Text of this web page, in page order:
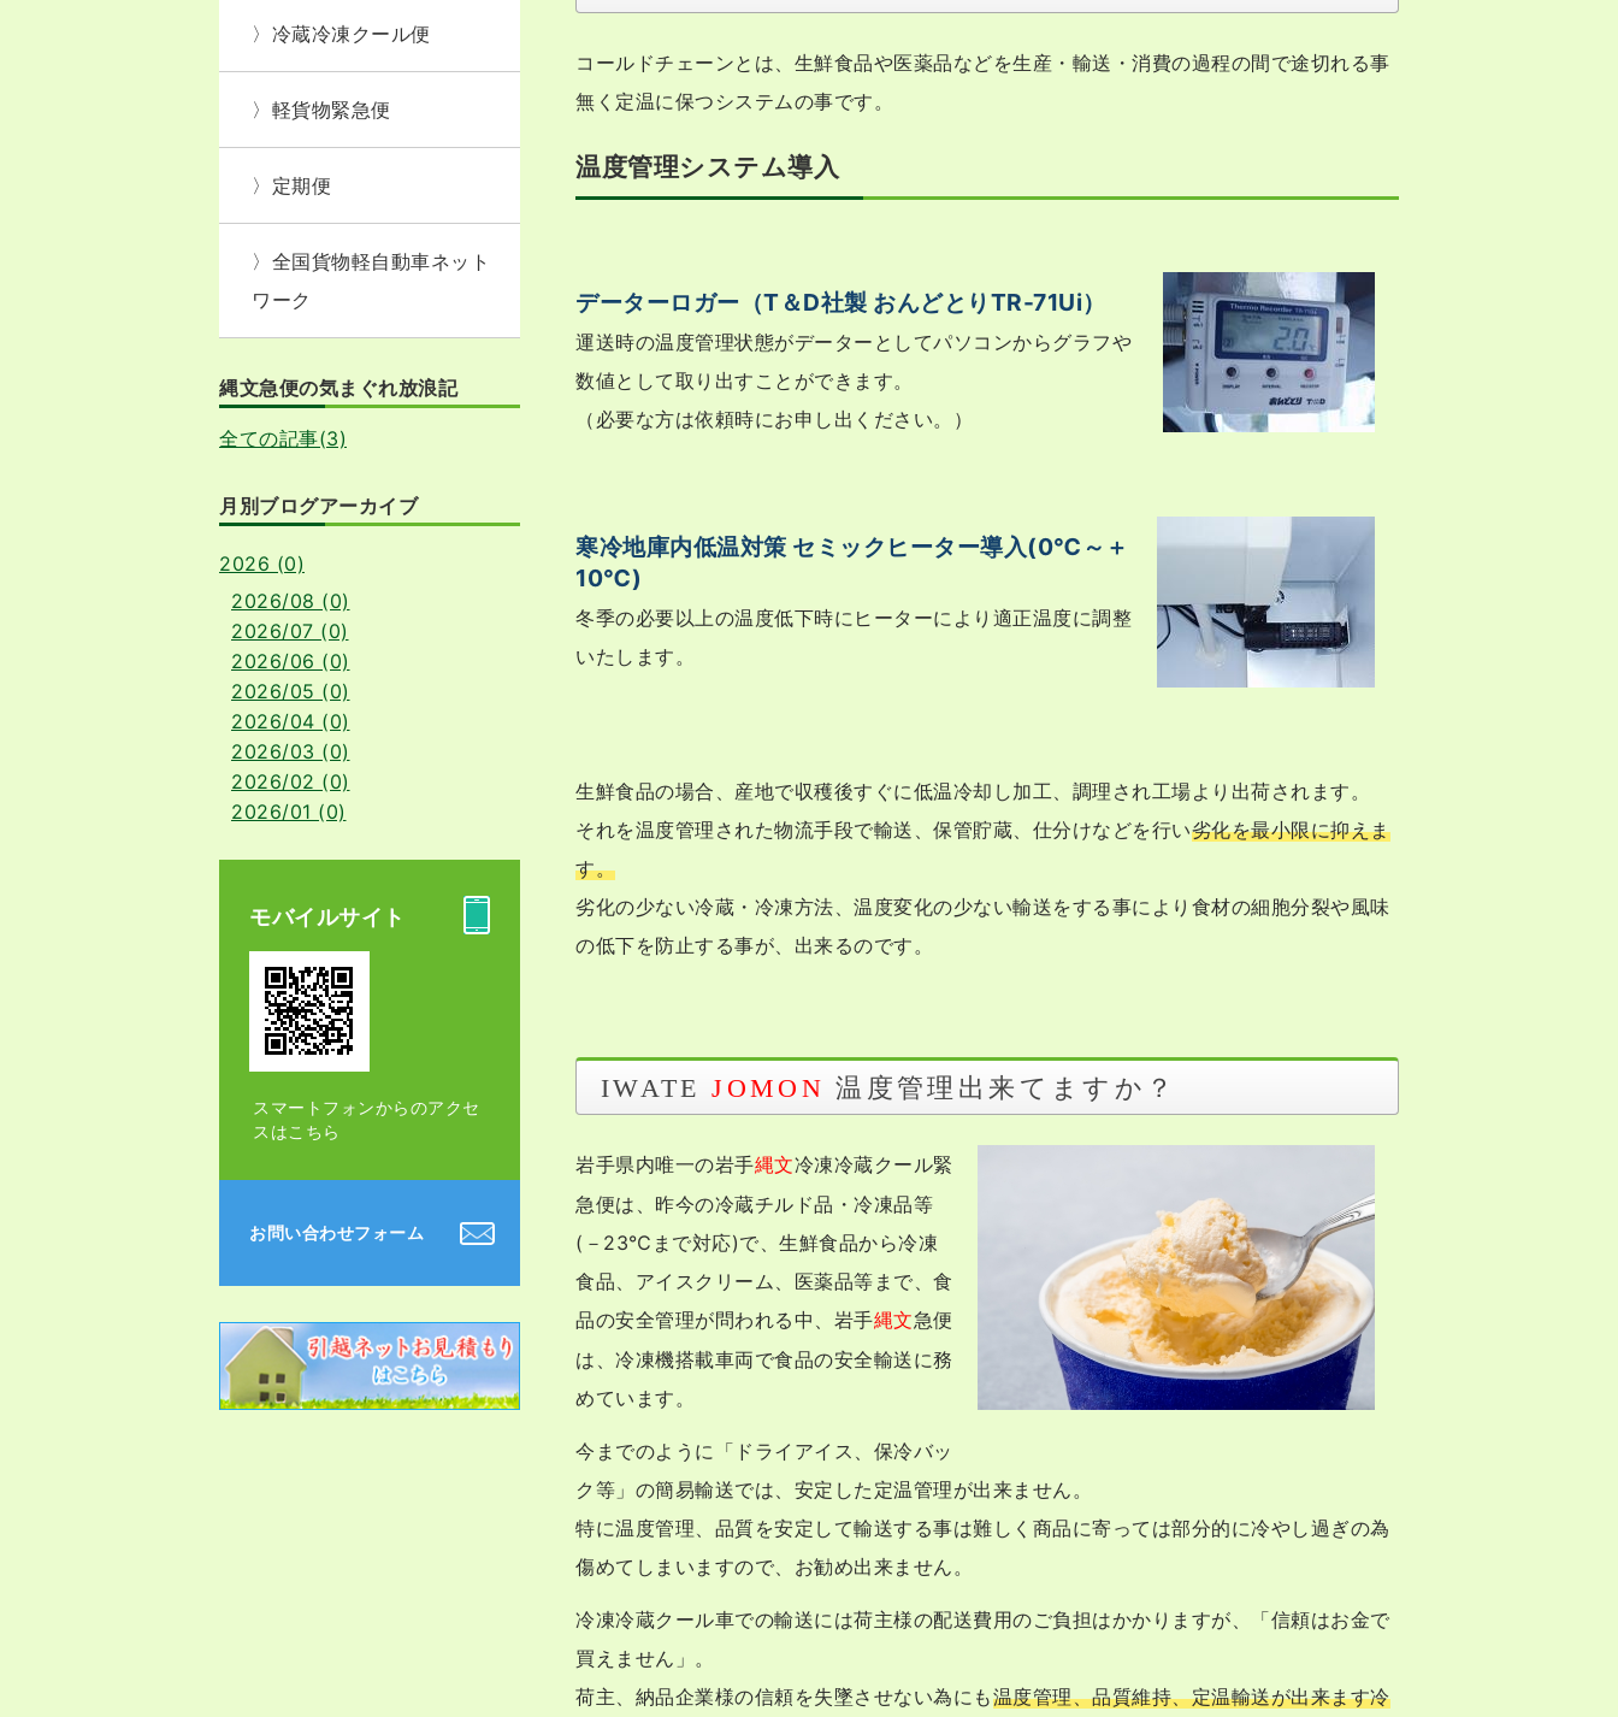
コールドチェーンとは、生鮮食品や医薬品などを生産・輸送・消費の過程の間で途切れる事
無く定温に保つシステムの事です。
温度管理システム導入
データーロガー（T＆D社製 おんどとりTR-71Ui）
運送時の温度管理状態がデーターとしてパソコンからグラフや
数値として取り出すことができます。
（必要な方は依頼時にお申し出ください。）
寒冷地庫内低温対策 セミックヒーター導入(0℃～＋
10℃)
冬季の必要以上の温度低下時にヒーターにより適正温度に調整
いたします。
生鮮食品の場合、産地で収穫後すぐに低温冷却し加工、調理され工場より出荷されます。
それを温度管理された物流手段で輸送、保管貯蔵、仕分けなどを行い劣化を最小限に抑えま
す。
劣化の少ない冷蔵・冷凍方法、温度変化の少ない輸送をする事により食材の細胞分裂や風味
の低下を防止する事が、出来るのです。
IWATEJOMON温度管理出来てますか？
岩手県内唯一の岩手縄文冷凍冷蔵クール緊
急便は、昨今の冷蔵チルド品・冷凍品等
(－23℃まで対応)で、生鮮食品から冷凍
食品、アイスクリーム、医薬品等まで、食
品の安全管理が問われる中、
岩手縄文急便
は、冷凍機搭載車両で食品の安全輸送に務
めています。
今までのように「ドライアイス、保冷バッ
ク等」の簡易輸送では、安定した定温管理が出来ません。
特に温度管理、品質を安定して輸送する事は難しく商品に寄っては部分的に冷やし過ぎの為
傷めてしまいますので、お勧め出来ません。
冷凍冷蔵クール車での輸送には荷主様の配送費用のご負担はかかりますが、「信頼はお金で
買えません」。
荷主、納品企業様の信頼を失墜させない為にも温度管理、品質維持、定温輸送が出来ます冷
冷蔵冷凍クール便
軽貨物緊急便
定期便
全国貨物軽自動車ネット
ワーク
縄文急便の気まぐれ放浪記
全ての記事(3)
月別ブログアーカイブ
2026 (0)
2026/08 (0)
2026/07 (0)
2026/06 (0)
2026/05 (0)
2026/04 (0)
2026/03 (0)
2026/02 (0)
2026/01 (0)
モバイルサイト
スマートフォンからのアクセ
スはこちら
お問い合わせフォーム